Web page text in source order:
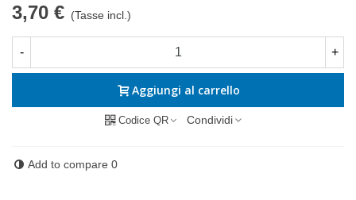
3,70 € (Tasse incl.)
- +
Aggiungi al carrello
Codice QR Condividi
Add to compare 0